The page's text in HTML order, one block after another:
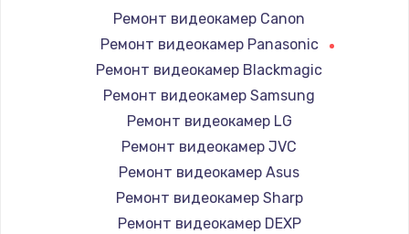
Замена / ремонт электронного модуля
управления
600 руб.
Заказать
Замена конфорки
1100 руб.
Заказать
Замена платы сенсора
Ремонт видеокамер Canon
Ремонт видеокамер Panasonic
Ремонт видеокамер Blackmagic
Ремонт видеокамер Samsung
Ремонт видеокамер LG
Ремонт видеокамер JVC
Ремонт видеокамер Asus
Ремонт видеокамер Sharp
Ремонт видеокамер DEXP